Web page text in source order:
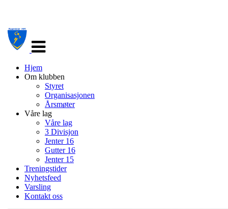
navigasjon
Hjem
Om klubben
Styret
Organisasjonen
Årsmøter
Våre lag
Våre lag
3 Divisjon
Jenter 16
Gutter 16
Jenter 15
Treningstider
Nyhetsfeed
Varsling
Kontakt oss